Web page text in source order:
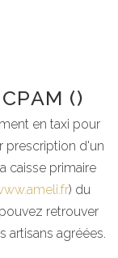
()
en taxi pour
prescription d'un
caisse primaire
) du
retrouver
artisans agréées.